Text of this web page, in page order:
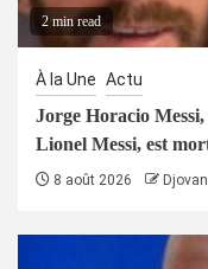
2 min read
À la Une Actu
Jorge Horacio
Lionel Messi, est
8 août 2026